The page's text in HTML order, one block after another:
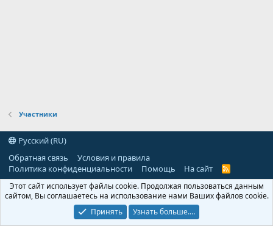
Участники
Русский (RU)
Обратная связь
Условия и правила
Политика конфиденциальности
Помощь На сайт
R
S
Этот сайт использует файлы cookie. Продолжая пользоваться данным
сайтом, Вы соглашаетесь на использование нами Ваших файлов cookie.
Принять
Узнать больше.…